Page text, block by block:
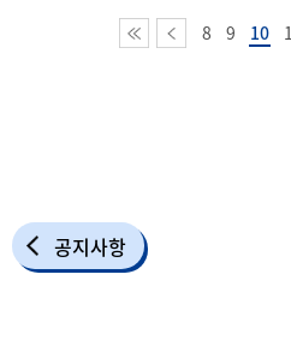
8 9 10
공지사항